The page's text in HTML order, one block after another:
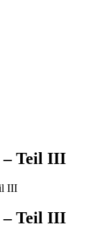
– Teil III
III
– Teil III